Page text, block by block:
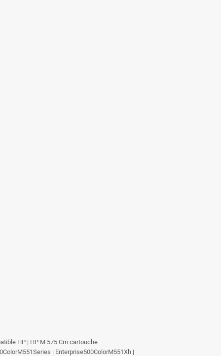
HP | HP M 575 Cm cartouche
| Enterprise500ColorM551Xh |